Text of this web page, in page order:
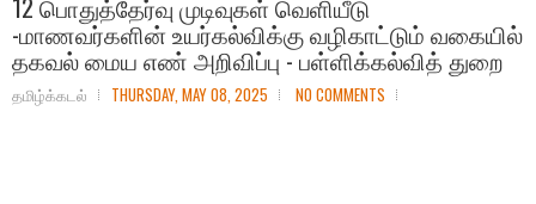
12 பொதுத்தேர்வு முடிவுகள் வெளியீடு
-மாணவர்களின் உயர்கல்விக்கு வழிகாட்டும் வகையில்
தகவல் மைய எண் அறிவிப்பு - பள்ளிக்கல்வித் துறை
தமிழ்க்கடல் THURSDAY, MAY 08, 2025 NO COMMENTS